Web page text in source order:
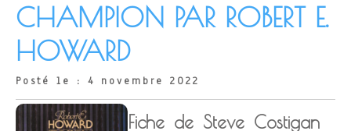
CHAMPION PAR ROBERT E.
HOWARD
Posté le : 4 novembre 2022
Fiche de Steve Costigan